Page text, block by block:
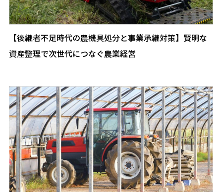
【後継者不足時代の農機具処分と事業承継対策】賢明な
資産整理で次世代につなぐ農業経営